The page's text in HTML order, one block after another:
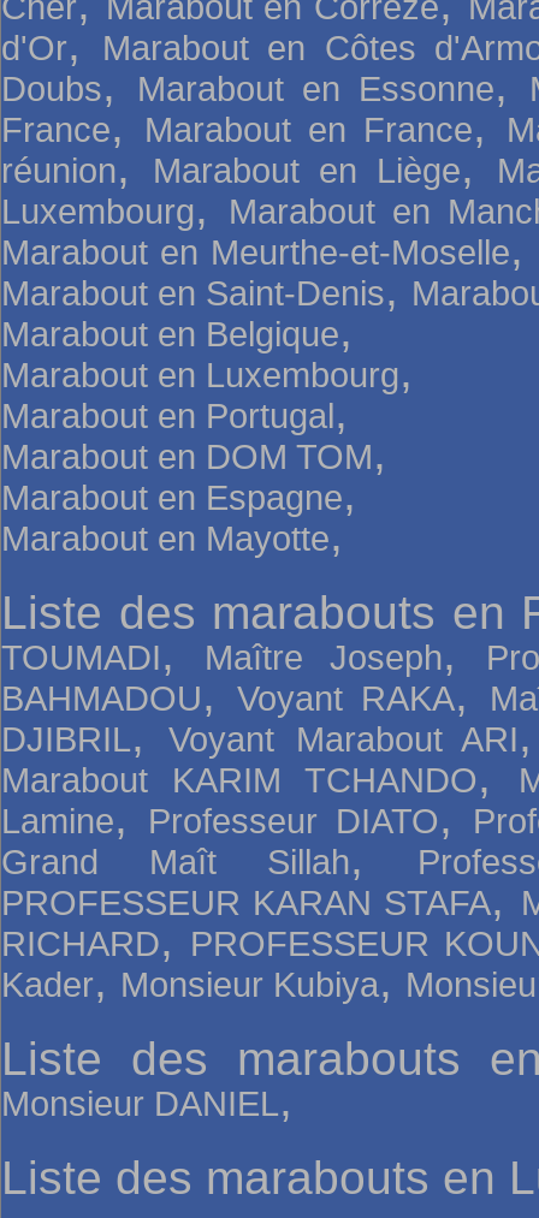
d'Or,
Marabout en Côtes
Doubs, Marabout en Essonne,
France, Marabout en France,
réunion, Marabout en Liège,
Luxembourg,
Marabout en
Marabout en Meurthe-et-Moselle,
Marabout en Saint-Denis,
Marabout en Belgique,
Marabout en Luxembourg,
Marabout en Portugal,
Marabout en DOM TOM,
Marabout en Espagne,
Marabout en Mayotte,
Liste des marabouts en
TOUMADI, Maître Joseph,
BAHMADOU, Voyant RAKA,
DJIBRIL,Voyant Marabout ARI
Marabout KARIM TCHANDO,
Lamine, Professeur DIATO,
Grand Maît Sillah,
PROFESSEUR KARAN STAFA,
RICHARD, PROFESSEUR
Kader, Monsieur Kubiya,
Liste des marabouts
Monsieur DANIEL,
Liste des marabouts en